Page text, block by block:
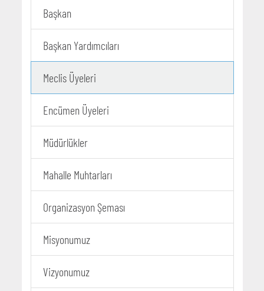
Başkan
Başkan Yardımcıları
Meclis Üyeleri
Encümen Üyeleri
Müdürlükler
Mahalle Muhtarları
Organizasyon Şeması
Misyonumuz
Vizyonumuz